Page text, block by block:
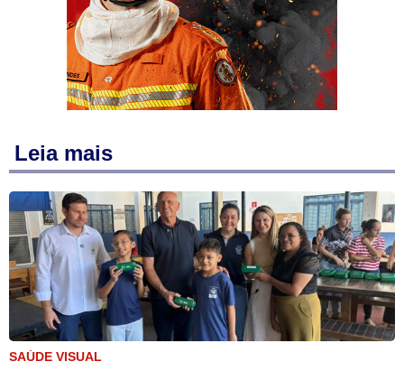
Leia mais
SAÚDE VISUAL